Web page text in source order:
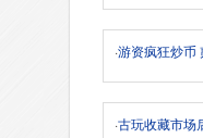
·游资疯狂炒币
·古玩收藏市场